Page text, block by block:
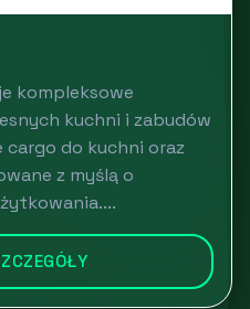
kompleksowe
kuchni i zabudów
do kuchni oraz
z myślą o